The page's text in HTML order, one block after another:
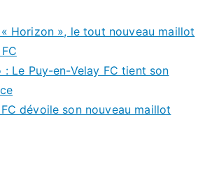
Horizon », le tout nouveau maillot
Le Puy-en-Velay FC tient son
dévoile son nouveau maillot